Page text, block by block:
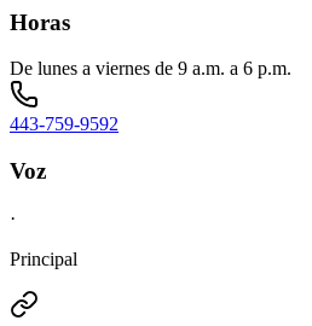
Horas
De lunes a viernes de 9 a.m. a 6 p.m.
443-759-9592
Voz
·
Principal